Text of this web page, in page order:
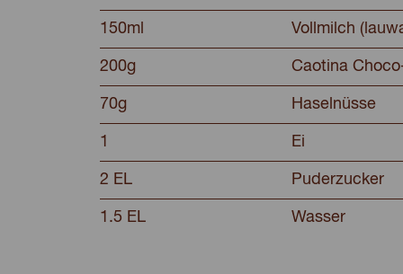
150ml Vollmilch
200g Caotina
70g Haselnüsse
1 Ei
2 EL Puderzucker
1.5 EL Wasser